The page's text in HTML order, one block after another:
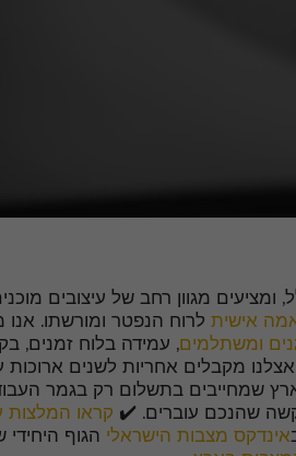
ומציעים מגוון רחב של עיצובים
אישית לרוח הנפטר ומורשתו.
ומשתלמים, עמידה בלוח זמנים,
מקבלים אחריות לשנים ארוכות
שמחייבים בתשלום רק בגמר
שהנכם עוברים. ✔️ קראו המלצות
אינדקס מצבות הישראלי הגוף